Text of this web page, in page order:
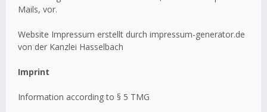
Mails, vor.
Website Impressum erstellt durch impressum-generator.de
von der Kanzlei Hasselbach
Imprint
Information according to § 5 TMG